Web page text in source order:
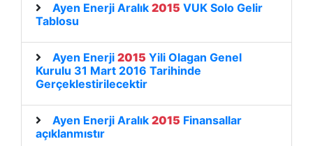
Ayen Enerji Aralık 2015 VUK Solo Gelir
Tablosu
Ayen Enerji 2015 Yili Olagan Genel
Kurulu 31 Mart 2016 Tarihinde
Gerçeklestirilecektir
Ayen Enerji Aralık 2015 Finansallar
açıklanmıstır